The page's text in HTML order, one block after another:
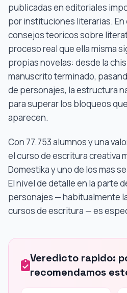
publicadas en editoriales
por instituciones literarias. En
consejos teoricos sobre
proceso real que ella misma
propias novelas: desde la
manuscrito terminado,
de personajes, la estructura
para superar los bloqueos
aparecen.
Con 77.753 alumnos y una
el curso de escritura creativa
Domestika y uno de los mas
El nivel de detalle en la parte
personajes — habitualmente
cursos de escritura — es
Veredicto rapido:
recomendamos